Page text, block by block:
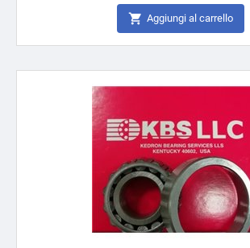
 Aggiungi al carrello